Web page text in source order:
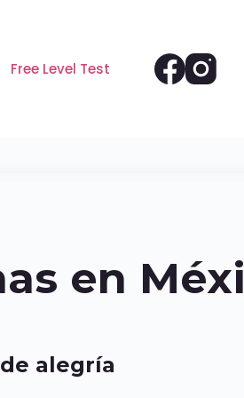
Free Level Test
en
alegría